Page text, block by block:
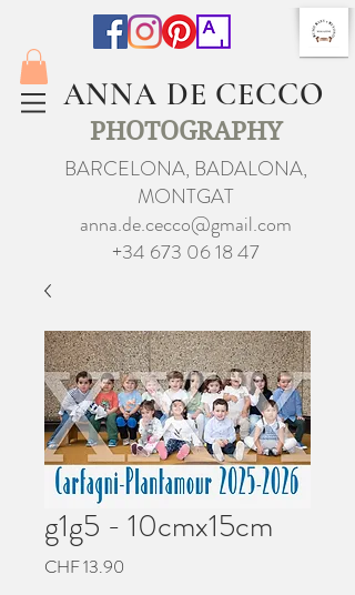
ANNA DE CECCO
PHOTOGRAPHY
BARCELONA, BADALONA,
MONTGAT
anna.de.cecco@gmail.com
+34 673 06 18 47
g1g5 - 10cmx15cm
CHF 13.90